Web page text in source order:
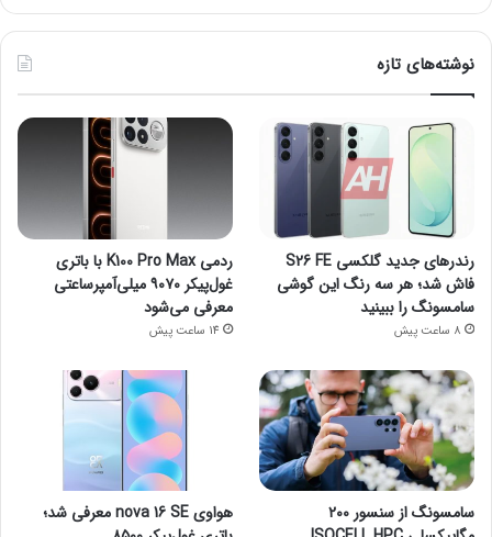
نوشته‌های تازه
رندرهای جدید گلکسی S26 FE
فاش شد؛ هر سه رنگ این گوشی
سامسونگ را ببینید
8 ساعت پیش
ردمی K100 Pro Max با باتری
غول‌پیکر ۹۰۷۰ میلی‌آمپرساعتی
معرفی می‌شود
14 ساعت پیش
سامسونگ از سنسور ۲۰۰
هواوی nova 16 SE معرفی شد؛